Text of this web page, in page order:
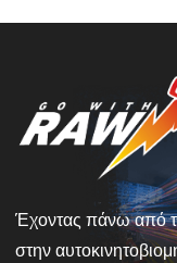
Έχοντας πάνω από
στην